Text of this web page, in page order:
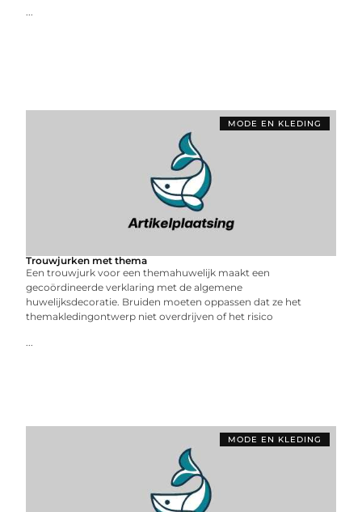
...
MODE EN KLEDING
Trouwjurken met thema
Een trouwjurk voor een themahuwelijk maakt een
gecoördineerde verklaring met de algemene
huwelijksdecoratie. Bruiden moeten oppassen dat ze het
themakledingontwerp niet overdrijven of het risico
...
MODE EN KLEDING